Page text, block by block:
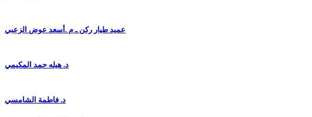
عميد طيار ركن ـ م .أسعد عوض الزعبي
د. هيله حمد المكيمي
د. فاطمة الشامسي